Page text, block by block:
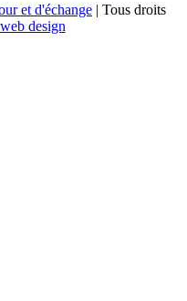
et d'échange | Tous droits
design